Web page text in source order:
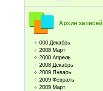
Архив записей
000 Декабрь
2008 Март
2008 Апрель
2008 Декабрь
2009 Январь
2009 Февраль
2009 Март